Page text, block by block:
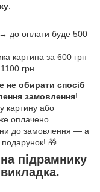
до оплати буде 500
картина за 600 грн
грн
не обирати спосіб
замовлення!
картину або
оплачено.
до замовлення — а
🎁
підрамнику